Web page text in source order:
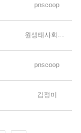
pnscoop
pnscoop
김정미